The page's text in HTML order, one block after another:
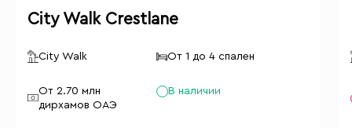
City Walk Crestlane
City Walk От 1 до 4 спален
От 2.70 млн
дирхамов ОАЭ
В наличии